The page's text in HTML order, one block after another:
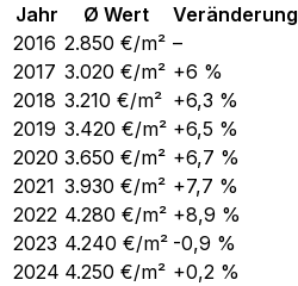
Jahr Ø Wert
Veränderung
2016 2.850 €/m² –
2017 3.020 €/m² +6 %
2018 3.210 €/m² +6,3 %
2019 3.420 €/m² +6,5 %
2020 3.650 €/m² +6,7 %
2021 3.930 €/m² +7,7 %
2022 4.280 €/m² +8,9 %
2023 4.240 €/m² -0,9 %
2024 4.250 €/m² +0,2 %